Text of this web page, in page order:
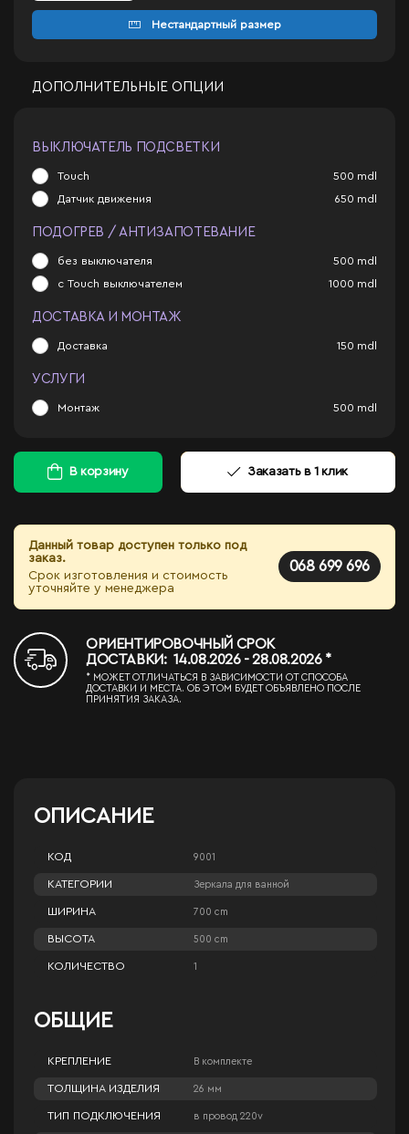
Нестандартный размер
ДОПОЛНИТЕЛЬНЫЕ ОПЦИИ
ВЫКЛЮЧАТЕЛЬ ПОДСВЕТКИ
Touch 500 mdl
Датчик движения 650 mdl
ПОДОГРЕВ / АНТИЗАПОТЕВАНИЕ
без выключателя 500 mdl
с Touch выключателем 1000 mdl
ДОСТАВКА И МОНТАЖ
Доставка 150 mdl
УСЛУГИ
Монтаж 500 mdl
В корзину Заказать в 1 клик
Данный товар доступен только под
заказ.
Срок изготовления и стоимость
уточняйте у менеджера
068 699 696
ОРИЕНТИРОВОЧНЫЙ СРОК
ДОСТАВКИ: 14.08.2026 - 28.08.2026 *
* МОЖЕТ ОТЛИЧАТЬСЯ В ЗАВИСИМОСТИ ОТ СПОСОБА
ДОСТАВКИ И МЕСТА. ОБ ЭТОМ БУДЕТ ОБЪЯВЛЕНО ПОСЛЕ
ПРИНЯТИЯ ЗАКАЗА.
ОПИСАНИЕ
КОД 9001
КАТЕГОРИИ Зеркала для ванной
ШИРИНА 700 cm
ВЫСОТА 500 cm
КОЛИЧЕСТВО 1
ОБЩИЕ
КРЕПЛЕНИЕ В комплекте
ТОЛЩИНА ИЗДЕЛИЯ 26 мм
ТИП ПОДКЛЮЧЕНИЯ в провод 220v